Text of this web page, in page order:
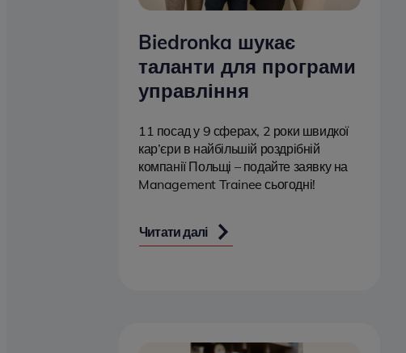
Biedronka шукає
таланти для програми
управління
11 посад у 9 сферах, 2 роки швидкої
кар’єри в найбільшій роздрібній
компанії Польщі – подайте заявку на
Management Trainee сьогодні!
Читати далі